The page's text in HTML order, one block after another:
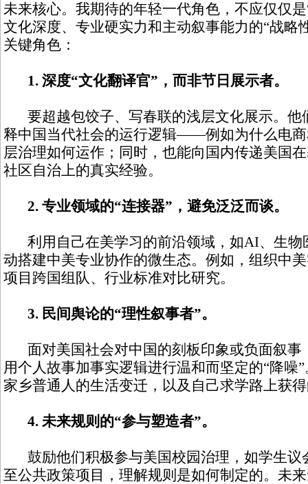
未来核心。我期待的年轻一代角色，不应仅仅
文化深度、专业硬实力和主动叙事能力的“战略
关键角色：
1. 深度“文化翻译官”，而非节日展示者。
要超越包饺子、写春联的浅层文化展示。他
释中国当代社会的运行逻辑——例如为什么电
层治理如何运作；同时，也能向国内传递美国
社区自治上的真实经验。
2. 专业领域的“连接器”，避免泛泛而谈。
利用自己在美学习的前沿领域，如AI、生物
动搭建中美专业协作的微生态。例如，组织中
项目跨国组队、行业标准对比研究。
3. 民间舆论的“理性叙事者”。
面对美国社会对中国的刻板印象或负面叙事
用个人故事加事实逻辑进行温和而坚定的“降噪
家乡普通人的生活变迁，以及自己求学路上获
4. 未来规则的“参与塑造者”。
鼓励他们积极参与美国校园治理，如学生议
至公共政策项目，理解规则是如何制定的。未